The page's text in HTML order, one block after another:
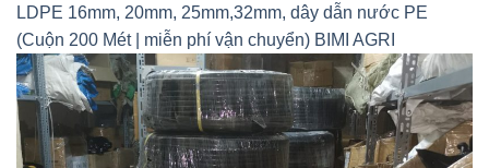
LDPE 16mm, 20mm, 25mm,32mm, dây dẫn nước PE
(Cuộn 200 Mét | miễn phí vận chuyển) BIMI AGRI